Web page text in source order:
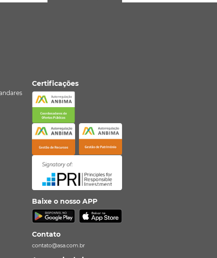
Certificações
Baixe o nosso APP
Contato
contato@asa.com.br